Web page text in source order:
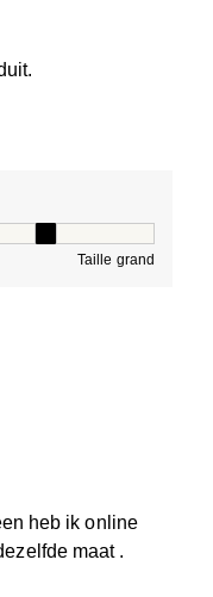
Taille grand
heb ik online
maat .